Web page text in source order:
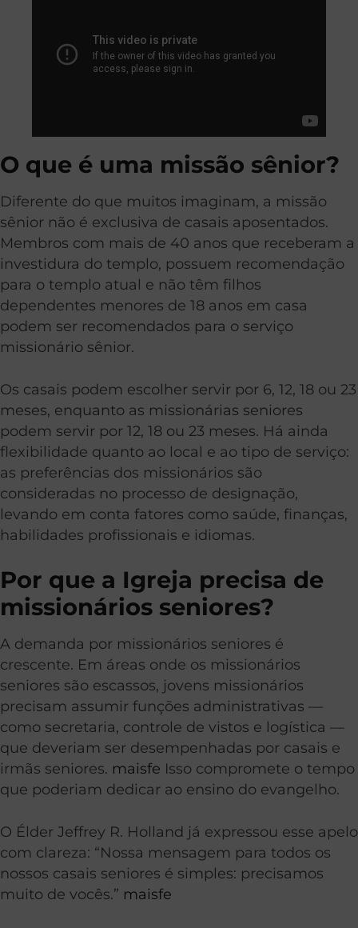
O que é uma missão sênior?
Diferente do que muitos imaginam, a missão
sênior não é exclusiva de casais aposentados.
Membros com mais de 40 anos que receberam a
investidura do templo, possuem recomendação
para o templo atual e não têm filhos
dependentes menores de 18 anos em casa
podem ser recomendados para o serviço
missionário sênior.
Os casais podem escolher servir por 6, 12, 18 ou 23
meses, enquanto as missionárias seniores
podem servir por 12, 18 ou 23 meses. Há ainda
flexibilidade quanto ao local e ao tipo de serviço:
as preferências dos missionários são
consideradas no processo de designação,
levando em conta fatores como saúde, finanças,
habilidades profissionais e idiomas.
Por que a Igreja precisa de
missionários seniores?
A demanda por missionários seniores é
crescente. Em áreas onde os missionários
seniores são escassos, jovens missionários
precisam assumir funções administrativas —
como secretaria, controle de vistos e logística —
que deveriam ser desempenhadas por casais e
irmãs seniores. maisfe Isso compromete o tempo
que poderiam dedicar ao ensino do evangelho.
O Élder Jeffrey R. Holland já expressou esse apelo
com clareza: “Nossa mensagem para todos os
nossos casais seniores é simples: precisamos
muito de vocês.” maisfe